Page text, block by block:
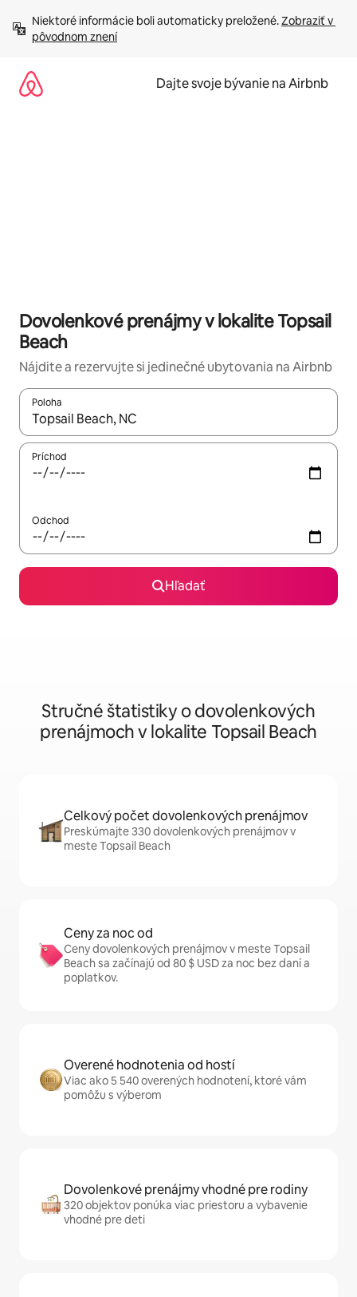
obsah.
Niektoré informácie boli automaticky preložené. Zobraziť v
pôvodnom znení
Dajte svoje bývanie na Airbnb
Dovolenkové prenájmy v lokalite Topsail
Beach
Nájdite a rezervujte si jedinečné ubytovania na Airbnb
Poloha
Keď budú výsledky k dispozícii, môžete si ich prechádzať
Príchod
Odchod
Hľadať
Stručné štatistiky o dovolenkových
prenájmoch v lokalite Topsail Beach
Celkový počet dovolenkových prenájmov
Preskúmajte 330 dovolenkových prenájmov v
meste Topsail Beach
Ceny za noc od
Ceny dovolenkových prenájmov v meste Topsail
Beach sa začínajú od 80 $ USD za noc bez daní a
poplatkov.
Overené hodnotenia od hostí
Viac ako 5 540 overených hodnotení, ktoré vám
pomôžu s výberom
Dovolenkové prenájmy vhodné pre rodiny
320 objektov ponúka viac priestoru a vybavenie
vhodné pre deti